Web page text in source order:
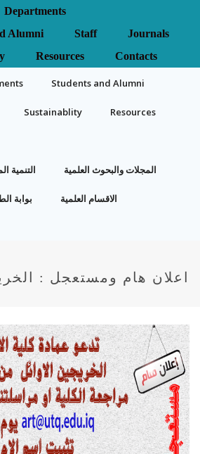
Departments
Alumni
Staff
Journals
Resources Contacts
Students and Alumni
Sustainablity Resources
التنمية المجلات والبحوث العلمية
بوابة الاقسام العلمية
اعلان هام ومستعجل :